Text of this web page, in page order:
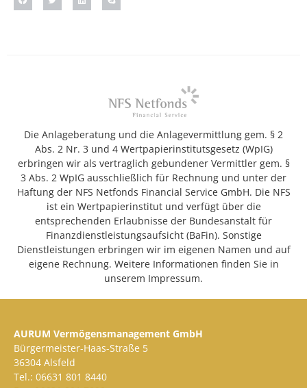
Die Anlageberatung und die Anlagevermittlung gem. § 2
Abs. 2 Nr. 3 und 4 Wertpapierinstitutsgesetz (WpIG)
erbringen wir als vertraglich gebundener Vermittler gem. §
3 Abs. 2 WpIG ausschließlich für Rechnung und unter der
Haftung der NFS Netfonds Financial Service GmbH. Die NFS
ist ein Wertpapierinstitut und verfügt über die
entsprechenden Erlaubnisse der Bundesanstalt für
Finanzdienstleistungsaufsicht (BaFin). Sonstige
Dienstleistungen erbringen wir im eigenen Namen und auf
eigene Rechnung. Weitere Informationen finden Sie in
unserem Impressum.
AURUM Vermögensmanagement GmbH
Bürgermeister-Haas-Straße 5
36304 Alsfeld
Tel.: 06631 801 8440